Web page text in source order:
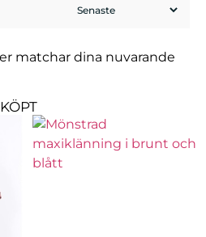
matchar dina nuvarande